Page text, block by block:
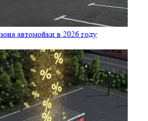
автомойки в 2026 году